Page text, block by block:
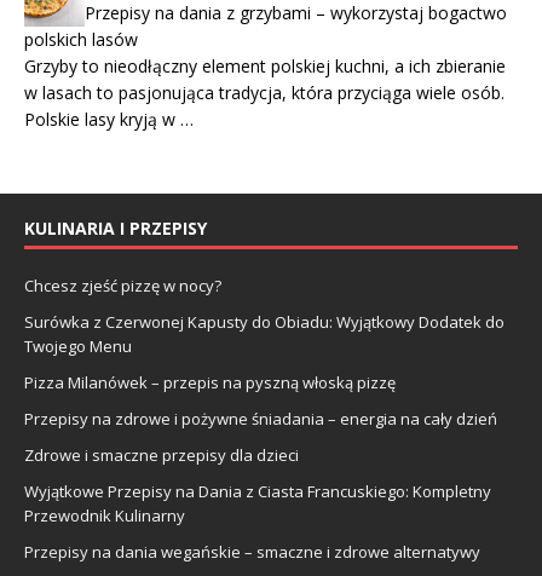
Przepisy na dania z grzybami – wykorzystaj bogactwo
polskich lasów
Grzyby to nieodłączny element polskiej kuchni, a ich zbieranie
w lasach to pasjonująca tradycja, która przyciąga wiele osób.
Polskie lasy kryją w …
KULINARIA I PRZEPISY
Chcesz zjeść pizzę w nocy?
Surówka z Czerwonej Kapusty do Obiadu: Wyjątkowy Dodatek do
Twojego Menu
Pizza Milanówek – przepis na pyszną włoską pizzę
Przepisy na zdrowe i pożywne śniadania – energia na cały dzień
Zdrowe i smaczne przepisy dla dzieci
Wyjątkowe Przepisy na Dania z Ciasta Francuskiego: Kompletny
Przewodnik Kulinarny
Przepisy na dania wegańskie – smaczne i zdrowe alternatywy